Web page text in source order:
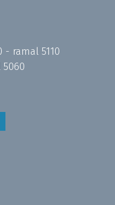
- ramal 5110
5060